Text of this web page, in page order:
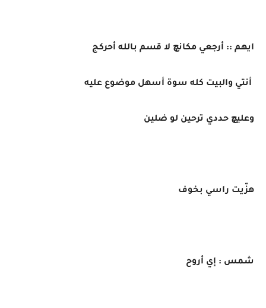
ايهم :: أرجعي مكانچ لا قسم بالله أحركج
أنتي والبيت كله سوة أسهل موضوع عليه
وعليچ حددي ترحين لو ضلين
هزّيت راسي بخوف
شمس : إي أروح